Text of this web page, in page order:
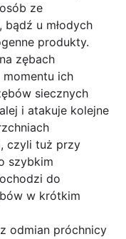
ze
bądź u młodych
produkty.
zębach
momentu ich
siecznych
i atakuje kolejne
czyli tuż przy
szybkim
do
w krótkim
odmian próchnicy